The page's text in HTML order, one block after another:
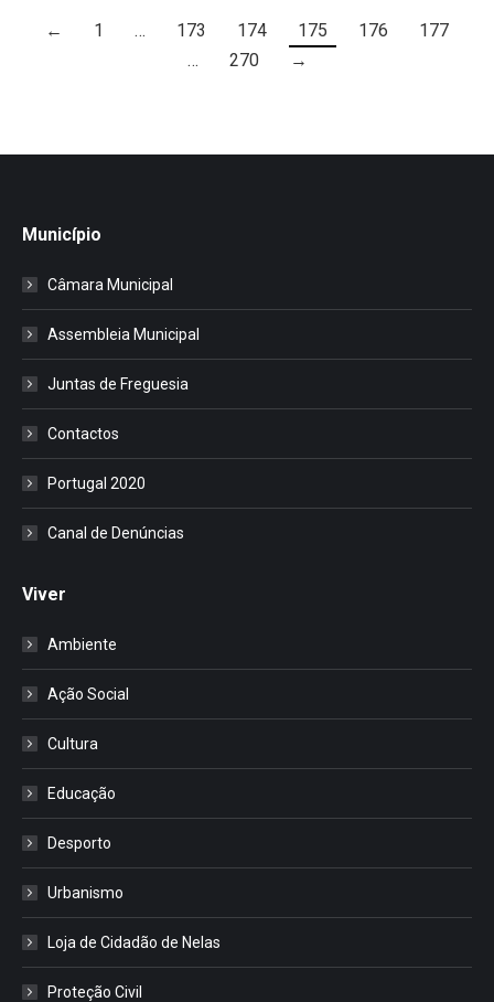
← 1 … 173 174 175 176
177
…
270 →
Município
Câmara Municipal
Assembleia Municipal
Juntas de Freguesia
Contactos
Portugal 2020
Canal de Denúncias
Viver
Ambiente
Ação Social
Cultura
Educação
Desporto
Urbanismo
Loja de Cidadão de Nelas
Proteção Civil